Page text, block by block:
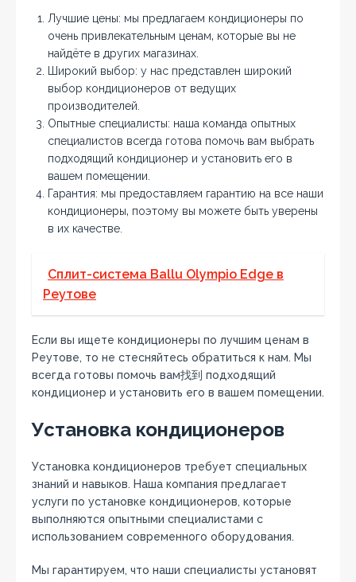
Лучшие цены: мы предлагаем кондиционеры по
очень привлекательным ценам‚ которые вы не
найдёте в других магазинах.
Широкий выбор: у нас представлен широкий
выбор кондиционеров от ведущих
производителей.
Опытные специалисты: наша команда опытных
специалистов всегда готова помочь вам выбрать
подходящий кондиционер и установить его в
вашем помещении.
Гарантия: мы предоставляем гарантию на все наши
кондиционеры‚ поэтому вы можете быть уверены
в их качестве.
Сплит-система Ballu Olympio Edge в
Реутове
Если вы ищете кондиционеры по лучшим ценам в
Реутове‚ то не стесняйтесь обратиться к нам. Мы
всегда готовы помочь вам找到 подходящий
кондиционер и установить его в вашем помещении.
Установка кондиционеров
Установка кондиционеров требует специальных
знаний и навыков. Наша компания предлагает
услуги по установке кондиционеров‚ которые
выполняются опытными специалистами с
использованием современного оборудования.
Мы гарантируем‚ что наши специалисты установят